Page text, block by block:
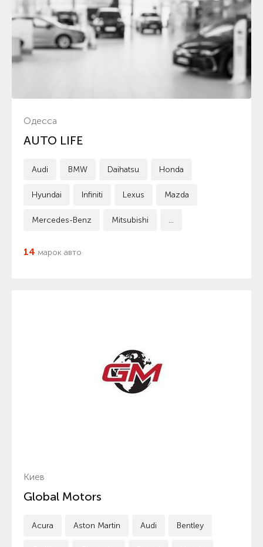
Одесса
AUTO LIFE
Audi BMW Daihatsu Honda
Hyundai Infiniti Lexus Mazda
Mercedes-Benz Mitsubishi ...
14 марок авто
Киев
Global Motors
Acura Aston Martin Audi Bentley